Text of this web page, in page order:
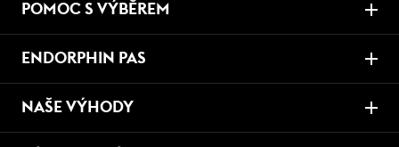
POMOC S VÝBĚREM
ENDORPHIN PAS
NAŠE VÝHODY